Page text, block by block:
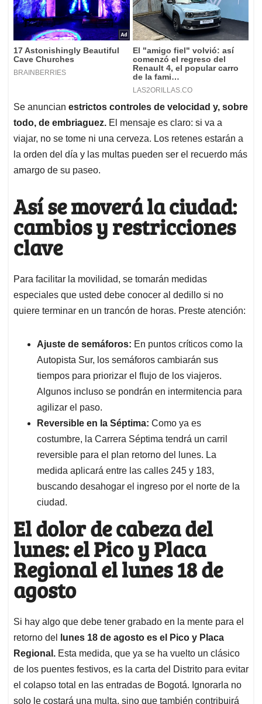
Se anuncian estrictos controles de velocidad y, sobre
todo, de embriaguez. El mensaje es claro: si va a
viajar, no se tome ni una cerveza. Los retenes estarán a
la orden del día y las multas pueden ser el recuerdo más
amargo de su paseo.
Así se moverá la ciudad:
cambios y restricciones
clave
Para facilitar la movilidad, se tomarán medidas
especiales que usted debe conocer al dedillo si no
quiere terminar en un trancón de horas. Preste atención:
Ajuste de semáforos: En puntos críticos como la
Autopista Sur, los semáforos cambiarán sus
tiempos para priorizar el flujo de los viajeros.
Algunos incluso se pondrán en intermitencia para
agilizar el paso.
Reversible en la Séptima: Como ya es
costumbre, la Carrera Séptima tendrá un carril
reversible para el plan retorno del lunes. La
medida aplicará entre las calles 245 y 183,
buscando desahogar el ingreso por el norte de la
ciudad.
El dolor de cabeza del
lunes: el Pico y Placa
Regional el lunes 18 de
agosto
Si hay algo que debe tener grabado en la mente para el
retorno del
lunes 18 de agosto es el Pico y Placa
Regional. Esta medida, que ya se ha vuelto un clásico
de los puentes festivos, es la carta del Distrito para evitar
el colapso total en las entradas de Bogotá. Ignorarla no
solo le costará una multa, sino que también contribuirá